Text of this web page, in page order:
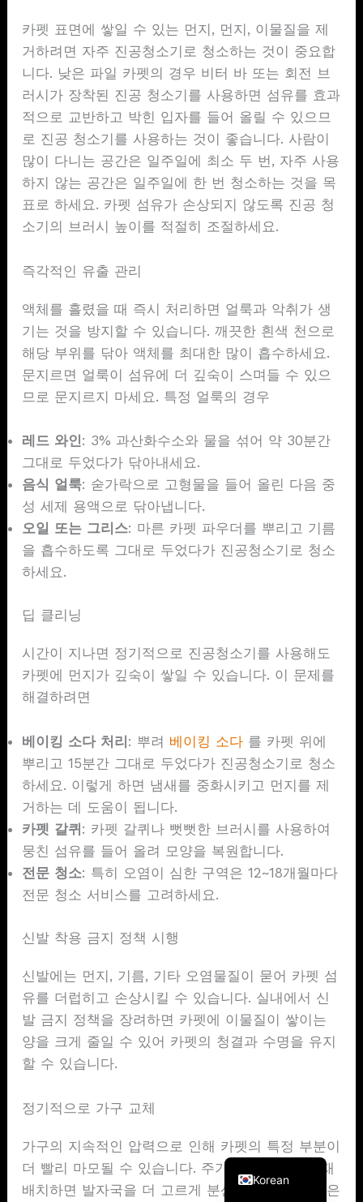
카펫 표면에 쌓일 수 있는 먼지, 먼지, 이물질을 제
거하려면 자주 진공청소기로 청소하는 것이 중요합
니다. 낮은 파일 카펫의 경우 비터 바 또는 회전 브
러시가 장착된 진공 청소기를 사용하면 섬유를 효과
적으로 교반하고 박힌 입자를 들어 올릴 수 있으므
로 진공 청소기를 사용하는 것이 좋습니다. 사람이
많이 다니는 공간은 일주일에 최소 두 번, 자주 사용
하지 않는 공간은 일주일에 한 번 청소하는 것을 목
표로 하세요. 카펫 섬유가 손상되지 않도록 진공 청
소기의 브러시 높이를 적절히 조절하세요.
즉각적인 유출 관리
액체를 흘렸을 때 즉시 처리하면 얼룩과 악취가 생
기는 것을 방지할 수 있습니다. 깨끗한 흰색 천으로
해당 부위를 닦아 액체를 최대한 많이 흡수하세요.
문지르면 얼룩이 섬유에 더 깊숙이 스며들 수 있으
므로 문지르지 마세요. 특정 얼룩의 경우
레드 와인: 3% 과산화수소와 물을 섞어 약 30분간
그대로 두었다가 닦아내세요.
음식 얼룩: 숟가락으로 고형물을 들어 올린 다음 중
성 세제 용액으로 닦아냅니다.
오일 또는 그리스: 마른 카펫 파우더를 뿌리고 기름
을 흡수하도록 그대로 두었다가 진공청소기로 청소
하세요.
딥 클리닝
시간이 지나면 정기적으로 진공청소기를 사용해도
카펫에 먼지가 깊숙이 쌓일 수 있습니다. 이 문제를
해결하려면
베이킹 소다 처리 : 뿌려 베이킹 소다를 카펫 위에
뿌리고 15분간 그대로 두었다가 진공청소기로 청소
하세요. 이렇게 하면 냄새를 중화시키고 먼지를 제
거하는 데 도움이 됩니다.
카펫 갈퀴 : 카펫 갈퀴나 뻣뻣한 브러시를 사용하여
뭉친 섬유를 들어 올려 모양을 복원합니다.
전문 청소: 특히 오염이 심한 구역은 12~18개월마다
전문 청소 서비스를 고려하세요.
신발 착용 금지 정책 시행
신발에는 먼지, 기름, 기타 오염물질이 묻어 카펫 섬
유를 더럽히고 손상시킬 수 있습니다. 실내에서 신
발 금지 정책을 장려하면 카펫에 이물질이 쌓이는
양을 크게 줄일 수 있어 카펫의 청결과 수명을 유지
할 수 있습니다.
정기적으로 가구 교체
가구의 지속적인 압력으로 인해 카펫의 특정 부분이
더 빨리 마모될 수 있습니다. 주기적으로 가구를 재
배치하면 발자국을 더 고르게 분산시켜 고르지 않은
Korean
English
French